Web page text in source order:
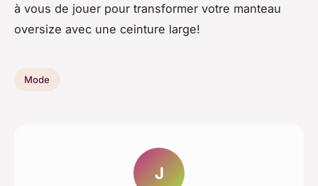
à vous de jouer pour transformer votre manteau
oversize avec une ceinture large!
Mode
J